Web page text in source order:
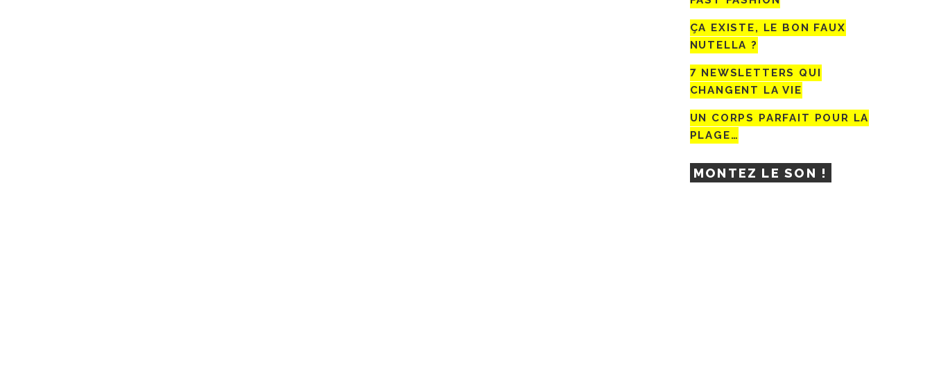
ÇA EXISTE, LE BON FAUX
NUTELLA ?
7 NEWSLETTERS QUI
CHANGENT LA VIE
UN CORPS PARFAIT POUR LA
PLAGE…
MONTEZ LE SON !